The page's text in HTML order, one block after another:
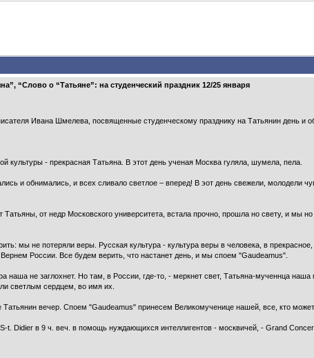
“Слово о “Татьяне”: на студенческий праздник 12/25 января
Ивана Шмелева, посвященные студенческому празднику на Татьянин день и
культуры - прекрасная Татьяна. В этот день ученая Москва гуляла, шумела, пела.
и обнимались, и всех сливало светлое – вперед! В эот день свежели, молодели
Та­тьяны, от недр Московского универси­тета, встала прочно, прошла но свету, и мы
мы не потеряли веры. Русская куль­тура - культура веры в чело­века, в
России. Все будем верить, что настанет день, и мы споем "Gaudeamus".
наша не заглохнет. Но там, в России, где-то, - меркнет свет, Татьяна-мученнца
светлым сердцем, во имя их.
Татьянин вечер. Споем "Gaudeamus" при­несем Великомученице нашей, все, кто
t. Didier в 9 ч. веч. в помощь нуждаю­щихся интеллигентов - москвичей, - Grand